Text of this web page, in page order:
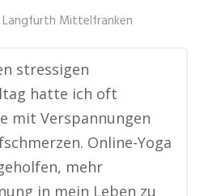
Langfurth Mittelfranken
stressigen
hatte ich oft
mit Verspannungen
Online-Yoga
mehr
in mein Leben zu